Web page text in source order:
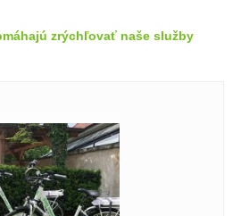
zrýchľovať naše služby